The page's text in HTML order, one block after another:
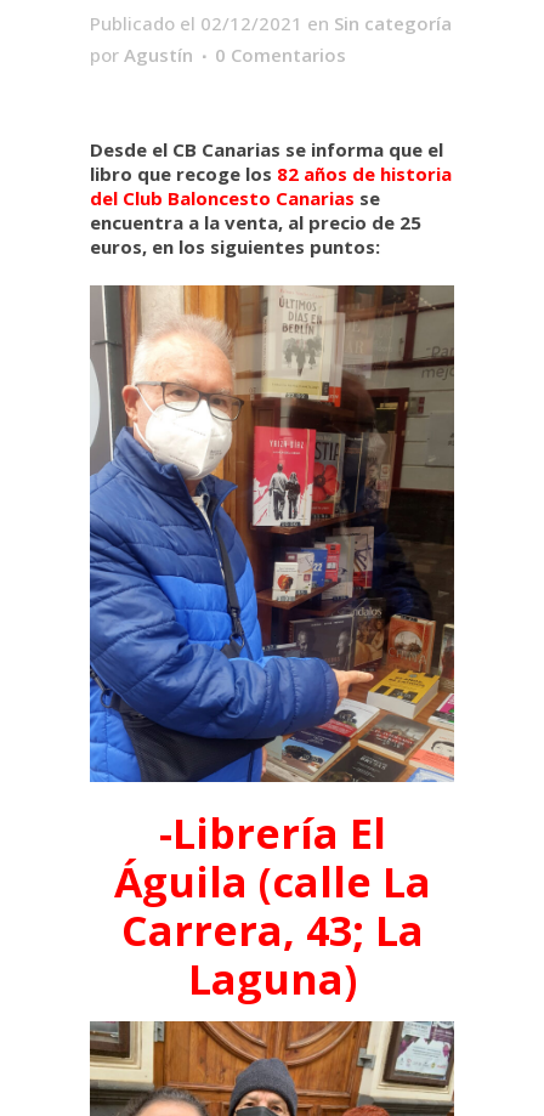
Publicado el 02/12/2021 en Sin categoría
por Agustín 0 Comentarios
Desde el CB Canarias se informa que el
libro que recoge los 82 años de historia
del Club Baloncesto Canarias se
encuentra a la venta, al precio de 25
euros, en los siguientes puntos:
-Librería El
Águila (calle La
Carrera, 43; La
Laguna)